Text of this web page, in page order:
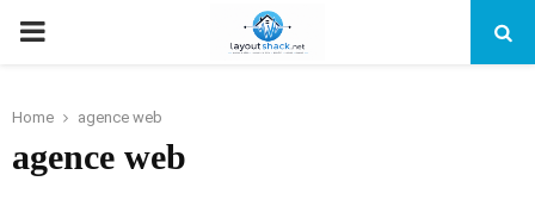
PRIMARY
Home agence web
agence web